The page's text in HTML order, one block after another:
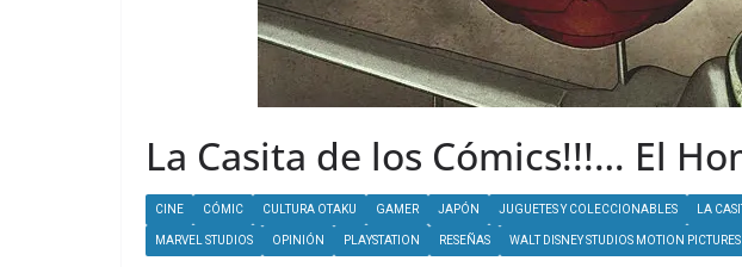
La Casita de los Cómics!!!… El
CINE CÓMIC CULTURA OTAKU GAMER JAPÓN JUGUETES Y COLECCIONABLES LA
MARVEL STUDIOS OPINIÓN PLAYSTATION RESEÑAS WALT DISNEY STUDIOS MOTION PICTURES